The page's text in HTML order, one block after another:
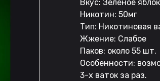
Вкус: Зелёное
Никотин: 50мг
Тип: Никотиновая
Жжение: Слабое
Паков: около 55 шт.
Особенности:
3-х ваток за раз.